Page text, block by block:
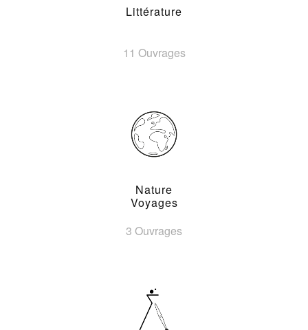
Littérature
11 Ouvrages
Nature
Voyages
3 Ouvrages